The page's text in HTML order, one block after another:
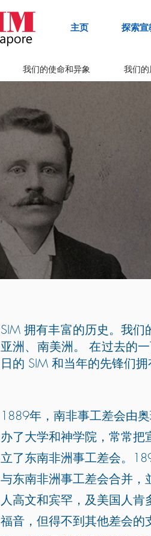
主页 探索
我们的使命和异象 我们的
SIM 拥有丰富的历史。我
亚洲、南美洲。 在过去的
日的 SIM 和当年的先锋们
1889年，南非事工差会由
办了大学和神学院，常常
立了东南非洲事工差会。
与东南非洲事工差会合并
人高文和宾罕，及美国人
福音，但得不到其他差会的